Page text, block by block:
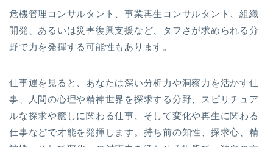
危機管理コンサルタント、事業再生コンサルタント、組織
開発、あるいは災害復興支援など、タフさが求められる分
野で力を発揮する可能性もあります。
仕事運を見ると、あなたは深い分析力や洞察力を活かす仕
事、人間の心理や精神世界を探求する分野、スピリチュア
ルな探求や癒しに関わる仕事、そして変化や再生に関わる
仕事などで才能を発揮します。持ち前の知性、探求心、精